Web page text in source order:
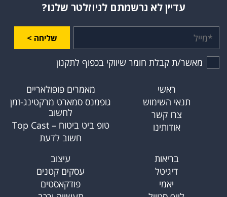
עדיין לא נרשמתם לניוזלטר שלנו?
שליחה >
מאשר/ת קבלת חומר שיווקי בכפוף לתקנון
ראשי
תנאי השימוש
צרו קשר
אודותינו
מאמרים פופולאריים
גופמנס סמארט מרקטינג-זמן
לחשוב
טופ ביט ביטוח – Top Cast
חשוב לדעת
בריאות
דיגיטל
יאמי
עיצוב
עסקים קטנים
פודקאסטים